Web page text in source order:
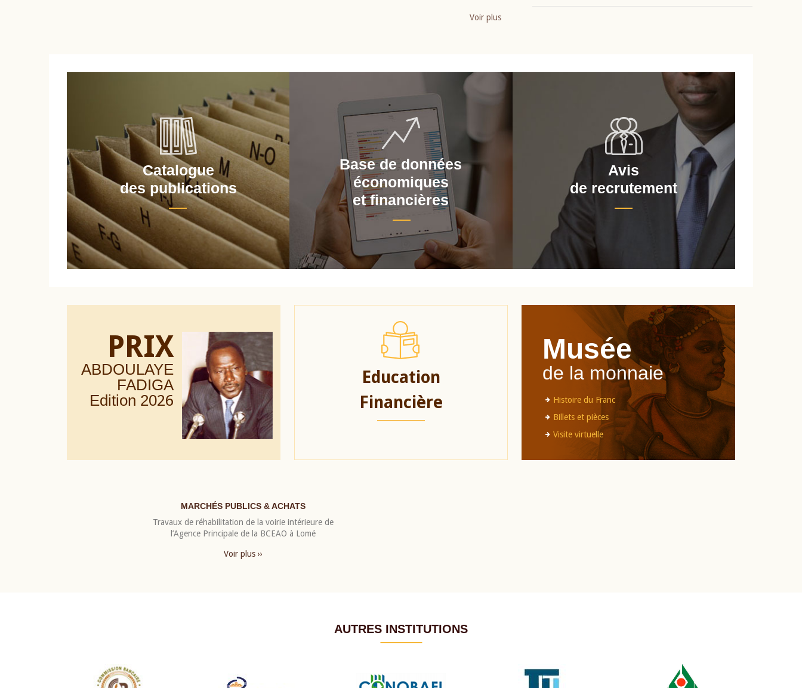
Voir plus
Catalogue
des publications
Base de données
économiques
et financières
Avis
de recrutement
PRIX
ABDOULAYE
FADIGA
Edition 2026
Education
Financière
Musée
de la monnaie
Histoire du Franc
Billets et pièces
Visite virtuelle
MARCHÉS PUBLICS & ACHATS
Travaux de réhabilitation de la voirie intérieure de
l’Agence Principale de la BCEAO à Lomé
Voir plus ››
AUTRES INSTITUTIONS